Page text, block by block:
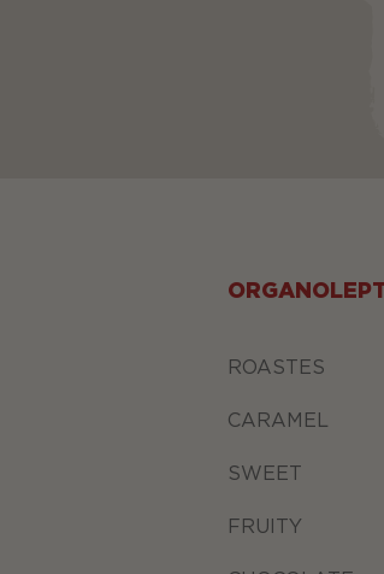
ROASTES
CARAMEL
SWEET
FRUITY